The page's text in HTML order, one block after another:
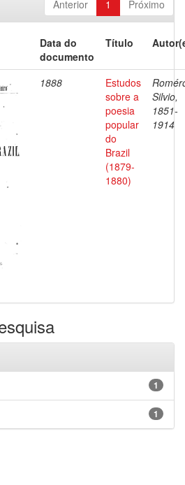
Anterior 1 Próximo
Data do
documento
Título
1888
Estudos
sobre a
poesia
popular
do
Brazil
(1879-
1880)
Silvio,
1851-
1914
1
1